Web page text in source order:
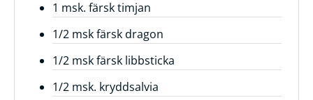
1 msk. färsk timjan
1/2 msk färsk dragon
1/2 msk färsk libbsticka
1/2 msk. kryddsalvia